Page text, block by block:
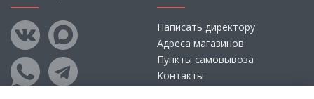
Написать директору
Адреса магазинов
Пункты самовывоза
Контакты